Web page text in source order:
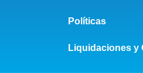
Políticas
Liquidaciones y